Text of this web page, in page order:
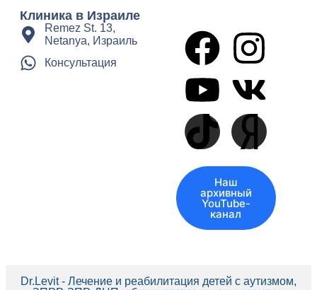
Клиника в Израиле
Remez St. 13,
Netanya, Израиль
Консультация
Наш
архивный
YouTube-
канал
Dr.Levit - Лечение и реабилитация детей с аутизмом,